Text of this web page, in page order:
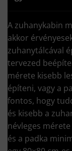
A zuhanykabin
akkor
zuhanytálcával
tervezed
mérete kisebb
építeni, vagy a
fontos, hogy
és kisebb a
névleges
és a padka